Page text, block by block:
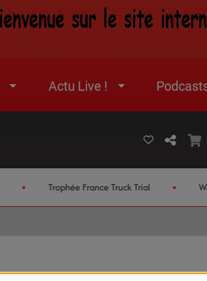
Actu Live !
Trophée France Truck Trial